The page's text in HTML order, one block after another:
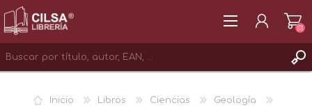
INICIAR SESIÓN
(0)
Inicio Libros Ciencias
Geología